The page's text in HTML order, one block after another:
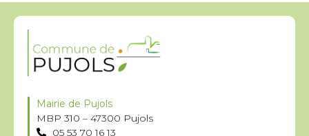
Mairie de Pujols
MBP 310 – 47300 Pujols
05 53 70 16 13